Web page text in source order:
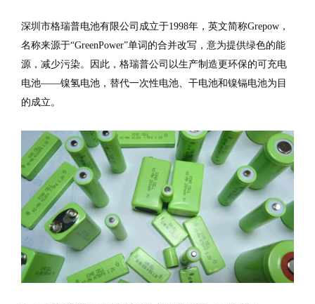
深圳市格瑞普电池有限公司成立于1998年，英文简称Grepow，
名称来源于“GreenPower”单词的合并改写，意为提供绿色的能
源，减少污染。因此，格瑞普公司以生产制造更环保的可充电
电池——镍氢电池，替代一次性电池、干电池和镍镉电池为目
的成立。